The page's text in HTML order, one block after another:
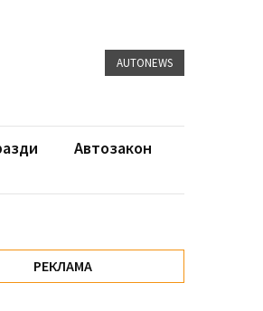
AUTONEWS
Автозакон
РЕКЛАМА